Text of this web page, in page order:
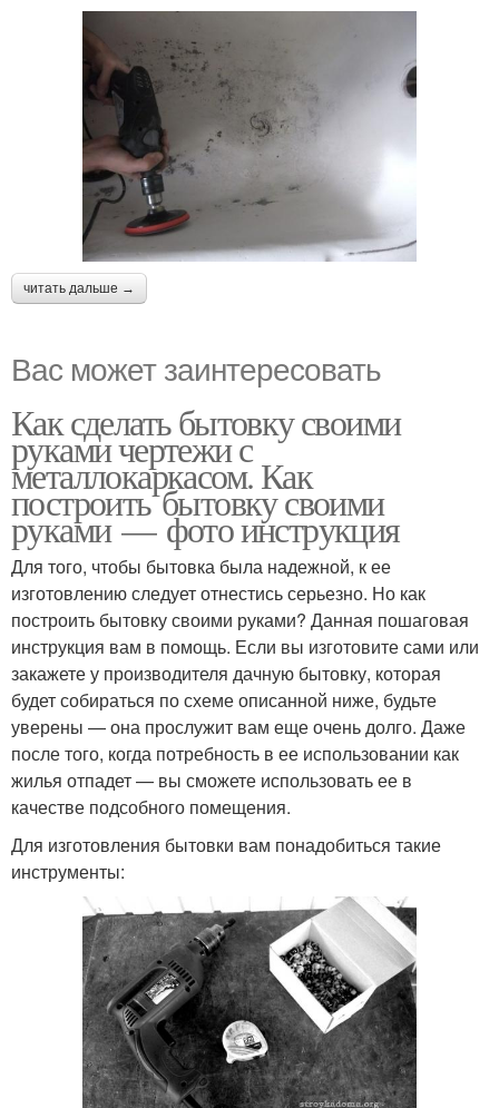
читать дальше →
Вас может заинтересовать
Как сделать бытовку своими
руками чертежи с
металлокаркасом. Как
построить бытовку своими
руками — фото инструкция
Для того, чтобы бытовка была надежной, к ее
изготовлению следует отнестись серьезно. Но как
построить бытовку своими руками? Данная пошаговая
инструкция вам в помощь. Если вы изготовите сами или
закажете у производителя дачную бытовку, которая
будет собираться по схеме описанной ниже, будьте
уверены — она прослужит вам еще очень долго. Даже
после того, когда потребность в ее использовании как
жилья отпадет — вы сможете использовать ее в
качестве подсобного помещения.
Для изготовления бытовки вам понадобиться такие
инструменты: